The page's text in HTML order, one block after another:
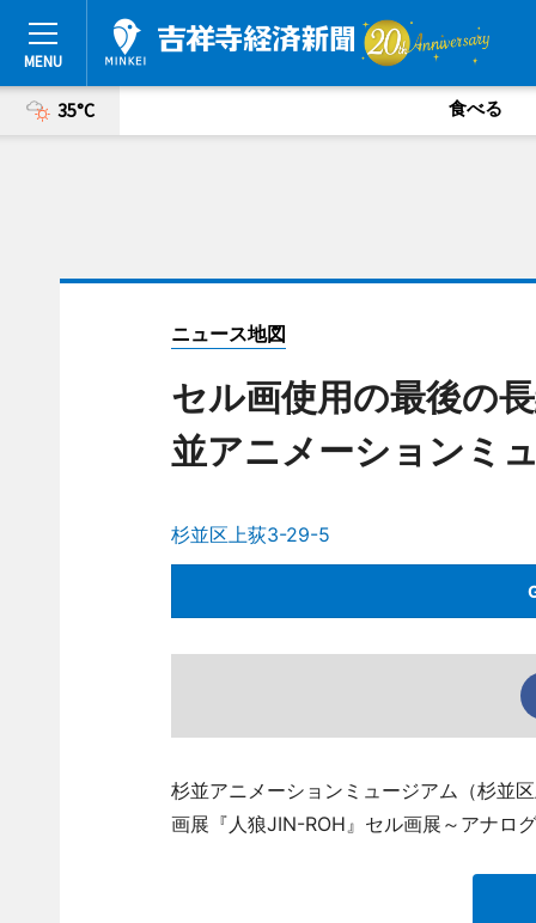
35°C 食べる
ニュース地図
セル画使用の最後の
並アニメーションミ
杉並区上荻3-29-5
杉並アニメーションミュージアム（杉並
画展『人狼JIN-ROH』セル画展～アナロ